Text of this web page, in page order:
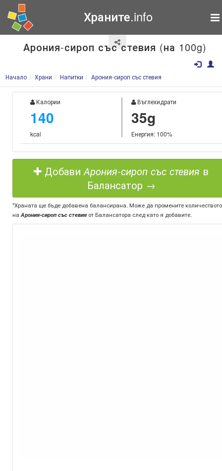
Храните.info
Арония-сироп със стевия (на 100g)
Начало Храни Напитки Арония-сироп със стевия
Калории
140
kcal
Въглехидрати
35g
Енергия: 100%
ДобавиАрония-сироп със стевия в
Балансатор →
*Храната ще бъде добавена балансирана. Може да промените количеството
на Арония-сироп със стевия от Балансатора след като я добавите.